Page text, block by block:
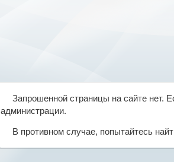
Запрошенной страницы на сайте нет.
администрации.
В противном случае, попытайтесь